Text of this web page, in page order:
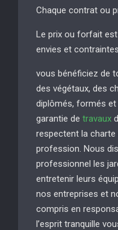
Chaque contrat ou
Le prix ou forfait
envies et contraintes.
vous bénéficiez de
des végétaux, des
diplômés, formés et
garantie de travaux
respectent la charte
profession. Nous
professionnel les
entretenir leurs
nos entreprises et
compris en
l’esprit tranquille